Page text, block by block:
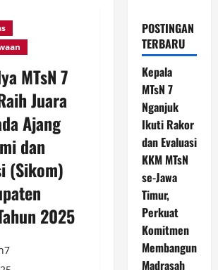
MTsN 7
Juara
Ajang
dan
(Sikom)
2025
POSTINGAN
TERBARU
Kepala
MTsN 7
Nganjuk
Ikuti Rakor
dan Evaluasi
KKM MTsN
se-Jawa
Timur,
Perkuat
Komitmen
Membangun
Madrasah